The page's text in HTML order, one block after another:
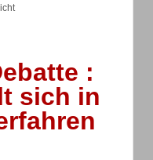
:
sich in